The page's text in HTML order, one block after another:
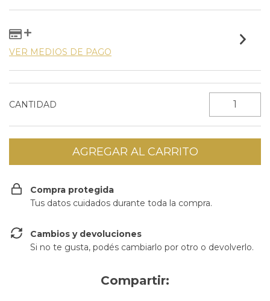
VER MEDIOS DE PAGO
CANTIDAD
Compra protegida
Tus datos cuidados durante toda la compra.
Cambios y devoluciones
Si no te gusta, podés cambiarlo por otro o devolverlo.
Compartir: